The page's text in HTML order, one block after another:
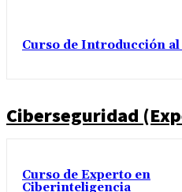
Curso de Introducción
Ciberseguridad
Curso de Experto en
Ciberinteligencia